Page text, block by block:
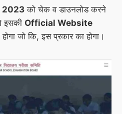
2023को चेक व डाउनलोड करने
इसकी Official Website
जो कि, इस प्रकार का होगा।